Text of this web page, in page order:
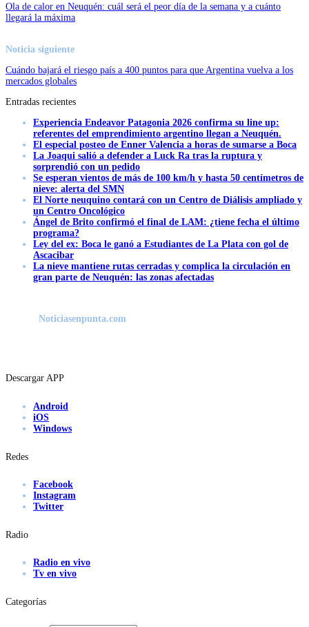
Ola de calor en Neuquén: cuál será el peor día de la semana y a cuánto
llegará la máxima
Noticia siguiente
Cuándo bajará el riesgo país a 400 puntos para que Argentina vuelva a los
mercados globales
Entradas recientes
Experiencia Endeavor Patagonia 2026 confirma su line up:
referentes del emprendimiento argentino llegan a Neuquén.
El especial posteo de Enner Valencia a horas de sumarse a Boca
La Joaqui salió a defender a Luck Ra tras la ruptura y
sorprendió con un pedido
Se esperan vientos de más de 100 km/h y hasta 50 centímetros de
nieve: alerta del SMN
El Norte neuquino contará con un Centro de Diálisis ampliado y
un Centro Oncológico
Ángel de Brito confirmó el final de LAM: ¿tiene fecha el último
programa?
Ley del ex: Boca le ganó a Estudiantes de La Plata con gol de
Ascacibar
La nieve mantiene rutas cerradas y complica la circulación en
gran parte de Neuquén: las zonas afectadas
Noticiasenpunta.com
Descargar APP
Android
iOS
Windows
Redes
Facebook
Instagram
Twitter
Radio
Radio en vivo
Tv en vivo
Categorías